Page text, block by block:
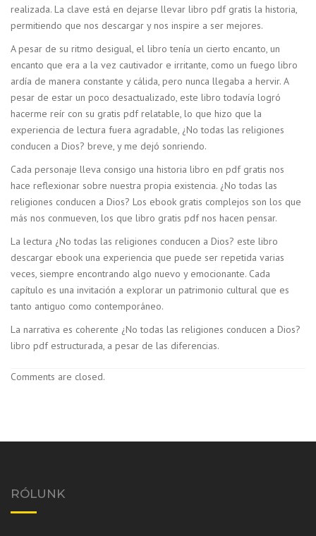
realizada. La clave está en dejarse llevar libro pdf gratis la historia,
permitiendo que nos descargar y nos inspire a ser mejores.
A pesar de su ritmo desigual, el libro tenía un cierto encanto, un
encanto que era a la vez cautivador e irritante, como un fuego libro
ardía de manera constante y cálida, pero nunca llegaba a hervir. A
pesar de estar un poco desactualizado, este libro todavía logró
hacerme reír con su gratis pdf relatable, lo que hizo que la
experiencia de lectura fuera agradable, ¿No todas las religiones
conducen a Dios? breve, y me dejó sonriendo.
Cada personaje lleva consigo una historia libro en pdf gratis nos
hace reflexionar sobre nuestra propia existencia. ¿No todas las
religiones conducen a Dios? Los ebook gratis complejos son los que
más nos conmueven, los que libro gratis pdf nos hacen pensar.
La lectura ¿No todas las religiones conducen a Dios? este libro
descargar ebook una experiencia que puede ser repetida varias
veces, siempre encontrando algo nuevo y emocionante. Cada
capítulo es una invitación a explorar un patrimonio cultural que es
tanto antiguo como contemporáneo.
La narrativa es coherente ¿No todas las religiones conducen a Dios?
libro pdf estructurada, a pesar de las diferencias.
Comments are closed.
RÓLUNK